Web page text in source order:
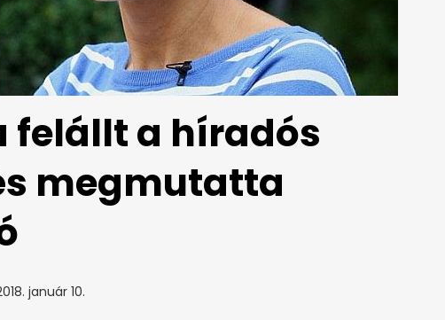
felállt a híradós
megmutatta
január 10.